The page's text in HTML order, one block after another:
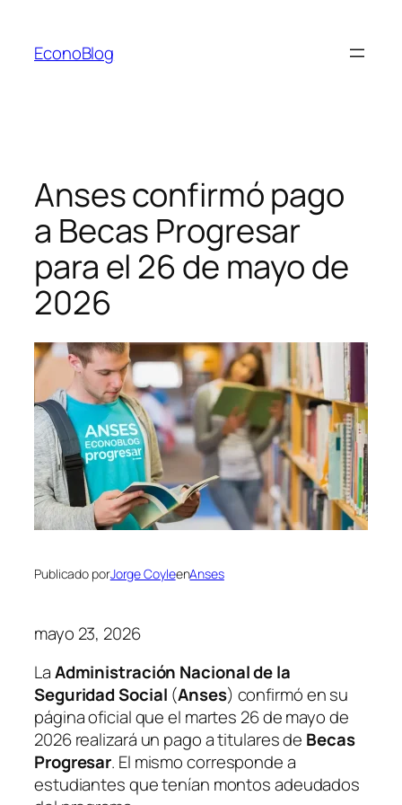
contenido
EconoBlog
Anses confirmó pago
a Becas Progresar
para el 26 de mayo de
2026
Publicado porJorge CoyleenAnses
mayo 23, 2026
LaAdministración Nacional de la
Seguridad Social (Anses) confirmó en su
página oficial que el martes 26 de mayo de
2026 realizará un pago a titulares de Becas
Progresar. El mismo corresponde a
estudiantes que tenían montos adeudados